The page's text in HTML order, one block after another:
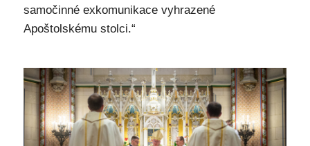
samočinné exkomunikace vyhrazené
Apoštolskému stolci.“